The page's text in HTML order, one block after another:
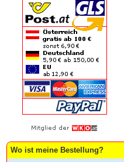
Wo ist meine Bestellung?